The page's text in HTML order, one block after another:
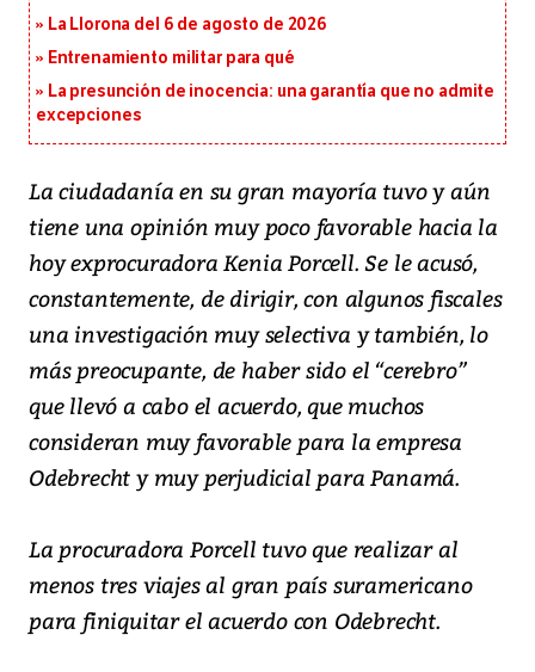
La Llorona del 6 de agosto de 2026
Entrenamiento militar para qué
La presunción de inocencia: una garantía que no admite
excepciones
La ciudadanía en su gran mayoría tuvo y aún
tiene una opinión muy poco favorable hacia la
hoy exprocuradora Kenia Porcell. Se le acusó,
constantemente, de dirigir, con algunos fiscales
una investigación muy selectiva y también, lo
más preocupante, de haber sido el “cerebro”
que llevó a cabo el acuerdo, que muchos
consideran muy favorable para la empresa
Odebrecht y muy perjudicial para Panamá.
La procuradora Porcell tuvo que realizar al
menos tres viajes al gran país suramericano
para finiquitar el acuerdo con Odebrecht.